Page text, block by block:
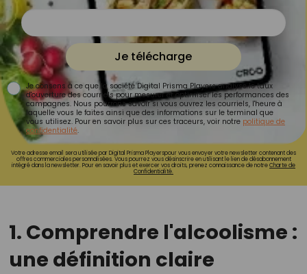
Je télécharge
Je consens à ce que la société Digital Prisma Players analyse le taux
d'ouverture des courriels pour mesurer et optimiser les performances des
campagnes. Nous pourrons savoir si vous ouvrez les courriels, l'heure à
laquelle vous le faites ainsi que des informations sur le terminal que
vous utilisez. Pour en savoir plus sur ces traceurs, voir notre politique de
confidentialité.
Votre adresse email sera utilisée par Digital Prisma Playerspour vous envoyer votre newsletter contenant des
offres commerciales personnalisées. Vous pourrez vous désinscrire en utilisant le lien de désabonnement
intégré dans la newsletter. Pour en savoir plus et exercer vos droits, prenez connaissance de notreCharte de
Confidentialité.
1. Comprendre l'alcoolisme :
une définition claire